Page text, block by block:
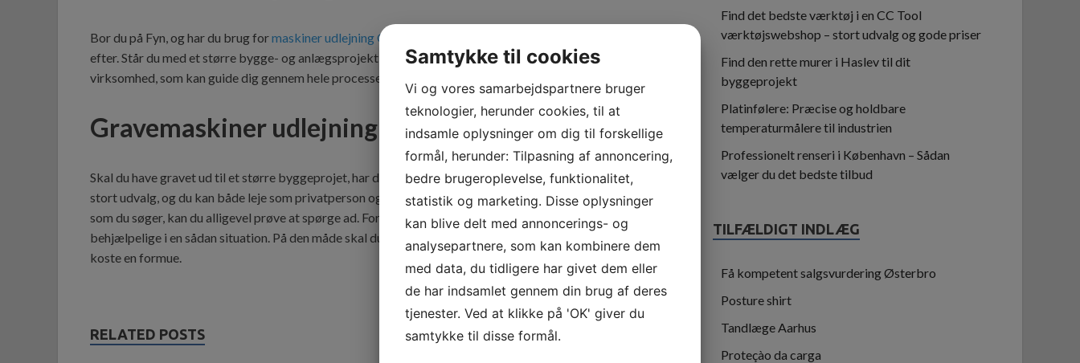
Bor du på Fyn, og har du brug formaskiner udlejning Odense
efter. Står du med et større bygge- og anlægsprojekt, og skal du bruge de helt store maskiner, så find en
virksomhed, som kan guide dig gennem hele processen. Det koster kun en brøkdel af, hvad du tror.
Gravemaskiner udlejning Fyn
Skal du have gravet ud til et større byggeprojet, har du brug forgravemaskiner udlejning Fyn. Du finder et
stort udvalg, og du kan både leje som privatperson og som virksomhed. Kan du ikke finde den gravemaskine,
som du søger, kan du alligevel prøve at spørge ad. For tit har virksomheden gode kontakter, som kan være
behjælpelige i en sådan situation. På den måde skal du nok få løst din graveopgave, uden at det behøver
koste en formue.
RELATED POSTS
Find det bedste værktøj i en CC Tool
værktøjswebshop – stort udvalg og gode priser
Find den rette murer i Haslev til dit
byggeprojekt
Platinfølere: Præcise og holdbare
temperaturmålere til industrien
Professionelt renseri i København – Sådan
vælger du det bedste tilbud
TILFÆLDIGT INDLÆG
Få kompetent salgsvurdering Østerbro
Posture shirt
Tandlæge Aarhus
Proteçào da carga
Samtykke til cookies
Vi og vores samarbejdspartnere bruger
teknologier, herunder cookies, til at
indsamle oplysninger om dig til forskellige
formål, herunder: Tilpasning af annoncering,
bedre brugeroplevelse, funktionalitet,
statistik og marketing. Disse oplysninger
kan blive delt med annoncerings- og
analysepartnere, som kan kombinere dem
med data, du tidligere har givet dem eller
de har indsamlet gennem din brug af deres
tjenester. Ved at klikke på 'OK' giver du
samtykke til disse formål.